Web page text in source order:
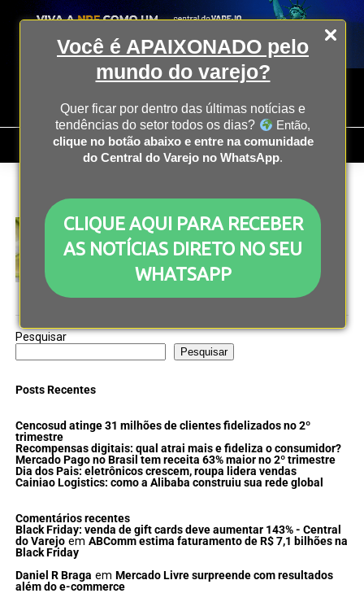
Você é APAIXONADO pelo
mundo do varejo?
Quer ficar por dentro das últimas notícias e
tendências do setor todos os dias?
Então,
clique no botão abaixo e entre na comunidade
do Central do Varejo no WhatsApp.
CLIQUE AQUI PARA RECEBER
AS NOTÍCIAS DIRETO NO SEU
WHATSAPP
All posts tagged "Yes! Cosmetics"
COMPORTAMENTO 2 anos atrás
Cosméticos veganos: como se adaptar a um
mercado mais exigente?
Pesquisar
Pesquisar
Posts Recentes
Cencosud atinge 31 milhões de clientes fidelizados no 2º
trimestre
Recompensas digitais: qual atrai mais e fideliza o consumidor?
Mercado Pago no Brasil tem receita 63% maior no 2º trimestre
Dia dos Pais: eletrônicos crescem, roupa lidera vendas
Cainiao Logistics: como a Alibaba construiu sua rede global
Comentários recentes
Black Friday: venda de gift cards deve aumentar 143% - Central
do Varejoem ABComm estima faturamento de R$ 7,1 bilhões na
Black Friday
Daniel R Braga em Mercado Livre surpreende com resultados
além do e-commerce